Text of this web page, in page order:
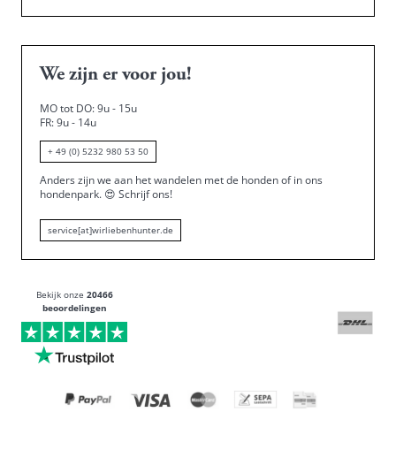
We zijn er voor jou!
MO tot DO: 9u - 15u
FR: 9u - 14u
+ 49 (0) 5232 980 53 50
Anders zijn we aan het wandelen met de honden of in ons
hondenpark. 😍 Schrijf ons!
service[at]wirliebenhunter.de
Bekijk onze 20466
beoordelingen